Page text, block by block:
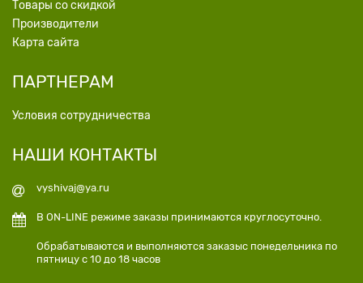
Товары со скидкой
Производители
Карта сайта
ПАРТНЕРАМ
Условия сотрудничества
НАШИ КОНТАКТЫ
vyshivaj@ya.ru
В ON-LINE режиме заказы принимаются круглосуточно.
Обрабатываются и выполняются заказыс понедельника по
пятницу с 10 до 18 часов